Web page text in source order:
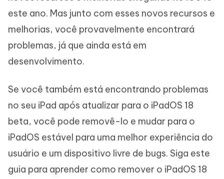
este ano. Mas junto com esses novos recursos e
melhorias, você provavelmente encontrará
problemas, já que ainda está em
desenvolvimento.
Se você também está encontrando problemas
no seu iPad após atualizar para o iPadOS 18
beta, você pode removê-lo e mudar para o
iPadOS estável para uma melhor experiência do
usuário e um dispositivo livre de bugs. Siga este
guia para aprender como remover o iPadOS 18